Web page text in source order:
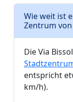
Wie weit ist
Zentrum
Die Via
entspricht
km/h).